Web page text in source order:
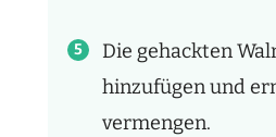
Die gehackten
hinzufügen und
vermengen.